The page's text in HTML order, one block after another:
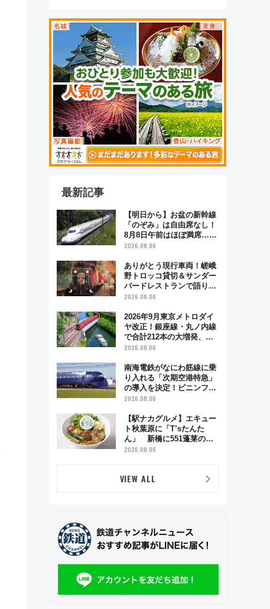
最新記事
【明日から】お盆の新幹線
「のぞみ」は自由席なし！
8月8日午前はほぼ満席…で
も数時間ズラせば空きが見
「空席」探しのコツ
2026.08.06
ありがとう現行車両！嵯峨
野トロッコ貸切＆サンダー
バードレストランで語り合
う秋の京都 斉藤雪乃＆福
日「京都の鉄道満喫ツア
ー」開催
2026.08.06
2026年9月東京メトロダイ
ヤ改正！銀座線・丸ノ内線
で合計212本の大増発、混
雑緩和に期待
2026.08.06
南海電鉄がなにわ筋線に乗
り入れる「次期空港特急」
の導入を決定！ピニンファ
リーナによる日本初の鉄道
2026.08.06
【駅ナカグルメ】エキュー
ト秋葉原に「T’sたんた
ん」 新橋に551蓬莱の
DNAを継ぐ「東京豚饅」、
【2026年8月】
2026.08.06
VIEW ALL